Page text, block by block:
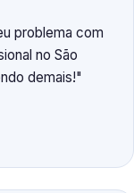
problema com
no São
demais!